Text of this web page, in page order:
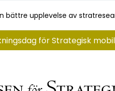
bättre upplevelse av
för Strategisk